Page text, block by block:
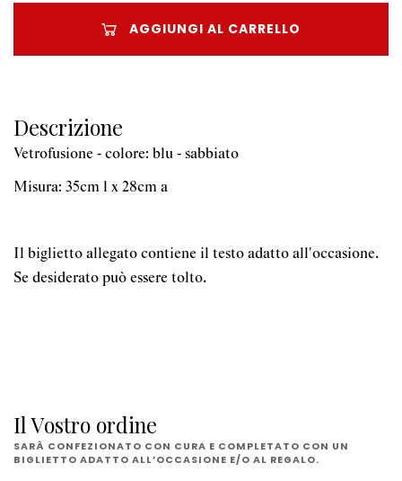
AGGIUNGI AL CARRELLO
Descrizione
Vetrofusione - colore: blu - sabbiato
Misura: 35cm l x 28cm a
Il biglietto allegato contiene il testo adatto all'occasione.
Se desiderato può essere tolto.
Il Vostro ordine
SARÀ CONFEZIONATO CON CURA E COMPLETATO CON UN
BIGLIETTO ADATTO ALL’OCCASIONE E/O AL REGALO.